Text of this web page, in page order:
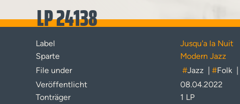
LP 24138
Label
Jusqu'a la Nuit
Sparte
Modern Jazz
File under
#Jazz | #Folk |
Veröffentlicht
08.04.2022
Tonträger
1 LP